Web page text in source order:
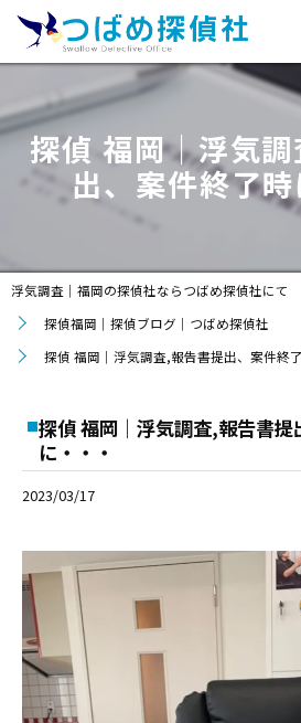
探偵 福岡｜浮気
出、案件終了時
浮気調査｜福岡の探偵社ならつばめ探偵社にて
探偵福岡｜探偵ブログ｜つばめ探偵社
探偵 福岡｜浮気調査,報告書提出、案件終
探偵 福岡｜浮気調査,報告書提
に・・・
2023/03/17